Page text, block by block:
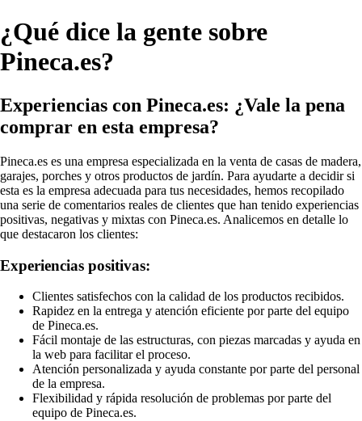
¿Qué dice la gente sobre
Pineca.es?
Experiencias con Pineca.es: ¿Vale la pena
comprar en esta empresa?
Pineca.es es una empresa especializada en la venta de casas de madera,
garajes, porches y otros productos de jardín. Para ayudarte a decidir si
esta es la empresa adecuada para tus necesidades, hemos recopilado
una serie de comentarios reales de clientes que han tenido experiencias
positivas, negativas y mixtas con Pineca.es. Analicemos en detalle lo
que destacaron los clientes:
Experiencias positivas:
Clientes satisfechos con la calidad de los productos recibidos.
Rapidez en la entrega y atención eficiente por parte del equipo
de Pineca.es.
Fácil montaje de las estructuras, con piezas marcadas y ayuda en
la web para facilitar el proceso.
Atención personalizada y ayuda constante por parte del personal
de la empresa.
Flexibilidad y rápida resolución de problemas por parte del
equipo de Pineca.es.